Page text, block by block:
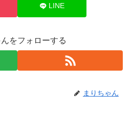
LINE
をフォローする
まりちゃん